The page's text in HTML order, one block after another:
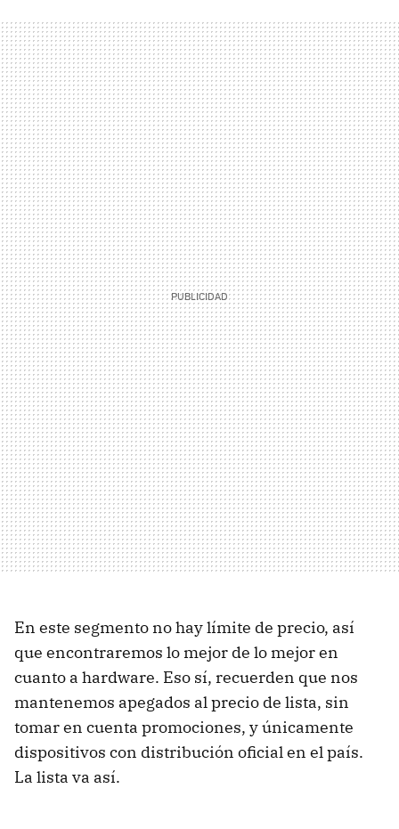
En este segmento no hay límite de precio, así
que encontraremos lo mejor de lo mejor en
cuanto a hardware. Eso sí, recuerden que nos
mantenemos apegados al precio de lista, sin
tomar en cuenta promociones, y únicamente
dispositivos con distribución oficial en el país.
La lista va así.